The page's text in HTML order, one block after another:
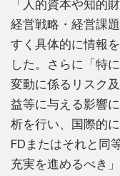
「人的資本や知的
経営戦略・経営課
すく具体的に情報
した。さらに「特
変動に係るリスク
益等に与える影響
析を行い、国際的
FDまたはそれと同
充実を進めるべき